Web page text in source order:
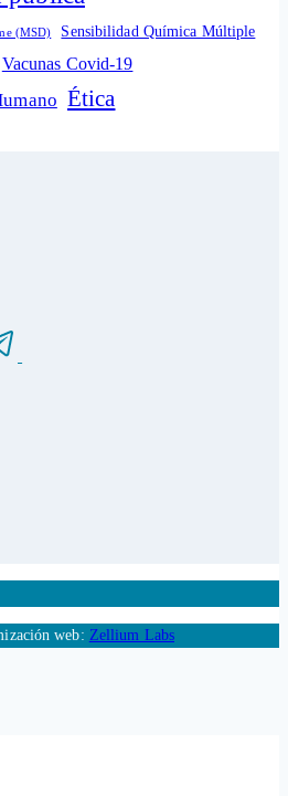
(MSD) Sensibilidad Química Múltiple
Vacunas Covid-19
Ética
web: Zellium Labs